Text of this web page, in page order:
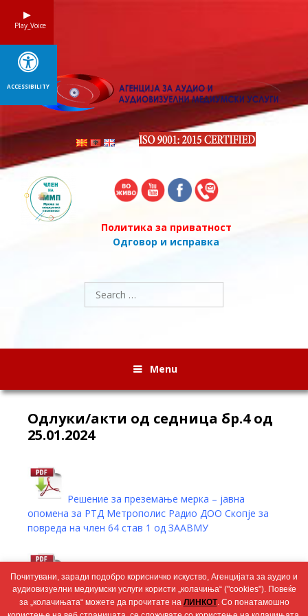
Политика за приватност
Одговор и исправка
Search
for:
Menu
Oдлуки/акти од седница бр.4 од
25.01.2024
Решение за преземање мерка – јавна
опомена за РТД Метрополис Радио ДОО Скопје за
повреда на член 64 став 1 од ЗААВМУ
Одлука за промена на сопственичка
структура на ТРД 24 Вести ДООЕЛ Штип
Почитувани, заради подобро корисничко искуство, Агенцијата за аудио и
аудиовизуелни медиумски услуги користи „колачиња“ ("cookies"). Повеќе
за „колачињата“ можете да прочитате на ЛИНКОТ. Со понатамошно
Play_Voice
ACCESSIBILITY